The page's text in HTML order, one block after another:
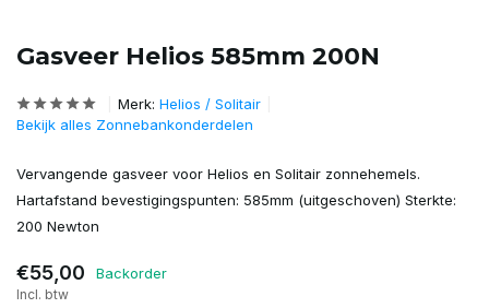
Gasveer Helios 585mm 200N
Merk: Helios / Solitair
Bekijk alles Zonnebankonderdelen
Vervangende gasveer voor Helios en Solitair zonnehemels.
Hartafstand bevestigingspunten: 585mm (uitgeschoven) Sterkte:
200 Newton
€55,00 Backorder
Incl. btw